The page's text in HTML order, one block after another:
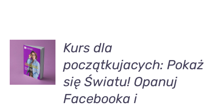
DODAJ
DO
KOSZYKA
/
SZCZEGÓŁY
Kurs dla
początkujacych: Pokaż
się Światu! Opanuj
Facebooka i